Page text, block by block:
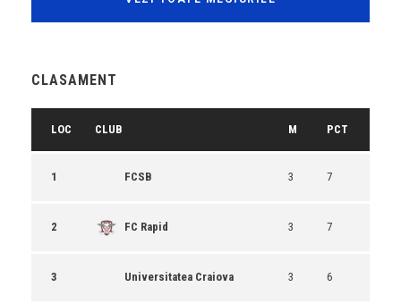
CLASAMENT
LOC CLUB M PCT
1 FCSB 3 7
2 FC Rapid 3 7
3 Universitatea Craiova 3 6